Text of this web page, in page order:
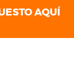
AQUÍ